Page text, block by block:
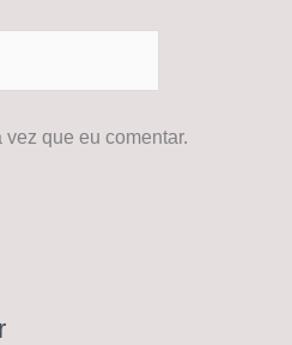
que eu comentar.